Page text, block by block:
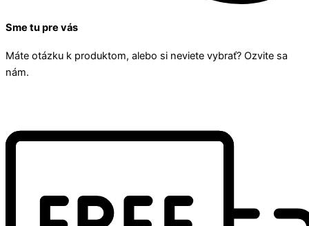
Sme tu pre vás
Máte otázku k produktom, alebo si neviete vybrať? Ozvite sa
nám.